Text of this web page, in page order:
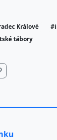
Králové
tábory